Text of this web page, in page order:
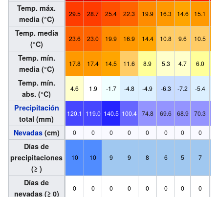
Temp. máx.
media (°C)
29.5 28.7 25.4 22.3 19.9 16.3 14.6 15.1
Temp. media
(°C)
23.6 23.0 19.9 16.9 14.4 10.8 9.6 10.5
Temp. mín.
media (°C)
17.8 17.4 14.5 11.6 8.9 5.3 4.7 6.0
Temp. mín.
abs. (°C)
4.6 1.9 -1.7 -4.8 -4.9 -6.3 -7.2 -5.4
Precipitación
total (mm)
120.1 119.0 140.5 100.4 74.8 69.6 68.9 70.3
Nevadas(cm) 0 0 0 0 0 0 0 0
Días de
precipitaciones
(≥ )
10 10 9 9 8 6 5 7
Días de
nevadas (≥ 0)
0 0 0 0 0 0 0 0